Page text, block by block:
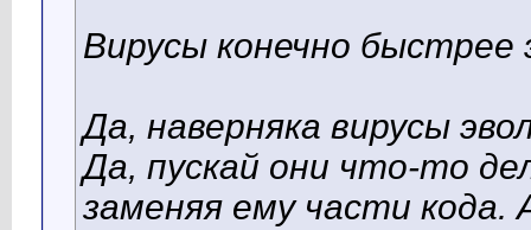
Вирусы конечно
Да, наверняка вирусы
Да, пускай они что-то
заменяя ему части кода.